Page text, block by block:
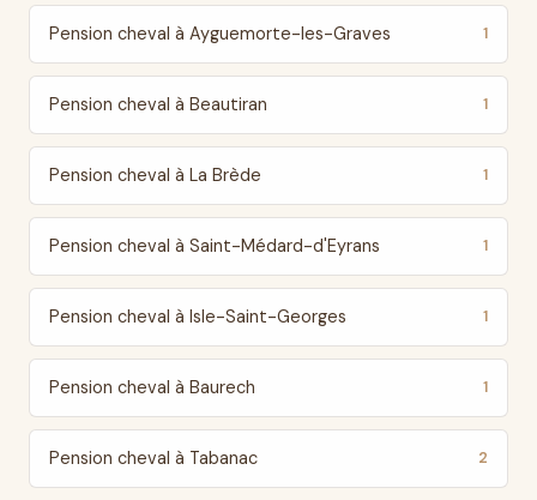
Pension cheval à Ayguemorte-les-Graves 1
Pension cheval à Beautiran 1
Pension cheval à La Brède 1
Pension cheval à Saint-Médard-d'Eyrans 1
Pension cheval à Isle-Saint-Georges 1
Pension cheval à Baurech 1
Pension cheval à Tabanac 2